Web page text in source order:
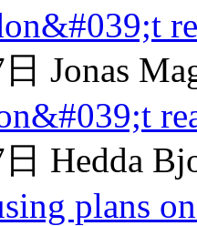
Jonas
Hedda
plans